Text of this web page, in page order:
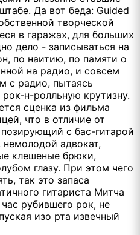
Да вот беда: Guided
творческой
в гаражах, для больших
дело - записываться на
по наитию, по памяти о
на радио, и совсем
с радио, пытаясь
н-ролльную крутизну.
сценка из фильма
что в отличие от
с бас-гитарой
адвокат,
клешеные брюки,
глазу. При этом чего
так это запаса
гитариста Митча
рубившего рок, не
изо рта извечный